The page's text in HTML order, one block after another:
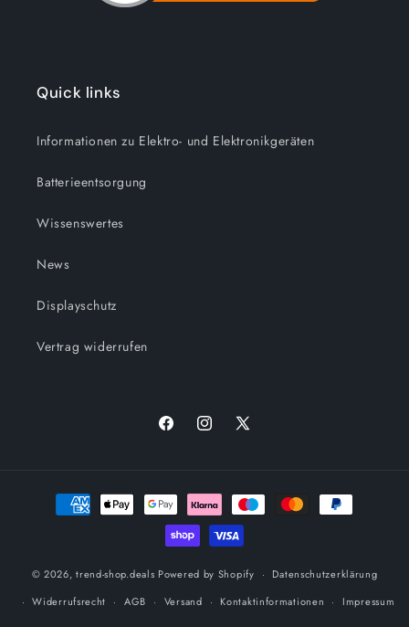
Quick links
Informationen zu Elektro- und Elektronikgeräten
Batterieentsorgung
Wissenswertes
News
Displayschutz
Vertrag widerrufen
FacebookInstagram
X
Zahlungsmethoden
© 2026,trend-shop.deals Powered by Shopify
Datenschutzerklärung
Widerrufsrecht
AGB Versand Kontaktinformationen Impressum